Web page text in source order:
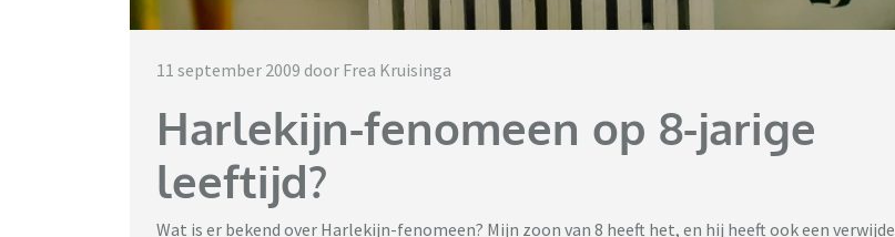
11 september 2009 door Frea Kruisinga
Harlekijn-fenomeen op 8-jarige
leeftijd?
Wat is er bekend over Harlekijn-fenomeen? Mijn zoon van 8 heeft het, en hij heeft ook een verwijde